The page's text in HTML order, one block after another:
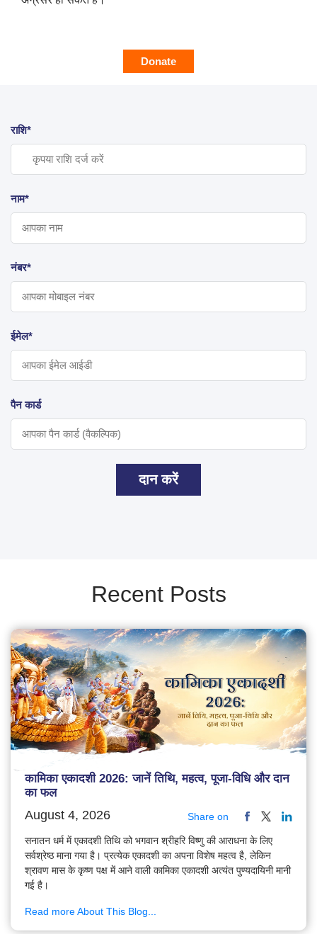
Donate
राशि*
नाम*
नंबर*
ईमेल*
पैन कार्ड
दान करें
Recent Posts
कामिका एकादशी 2026: जानें तिथि, महत्व, पूजा-विधि और दान
का फल
August 4, 2026 Share on
सनातन धर्म में एकादशी तिथि को भगवान श्रीहरि विष्णु की आराधना के लिए
सर्वश्रेष्ठ माना गया है। प्रत्येक एकादशी का अपना विशेष महत्व है, लेकिन
श्रावण मास के कृष्ण पक्ष में आने वाली कामिका एकादशी अत्यंत पुण्यदायिनी मानी
गई है।
Read more About This Blog...